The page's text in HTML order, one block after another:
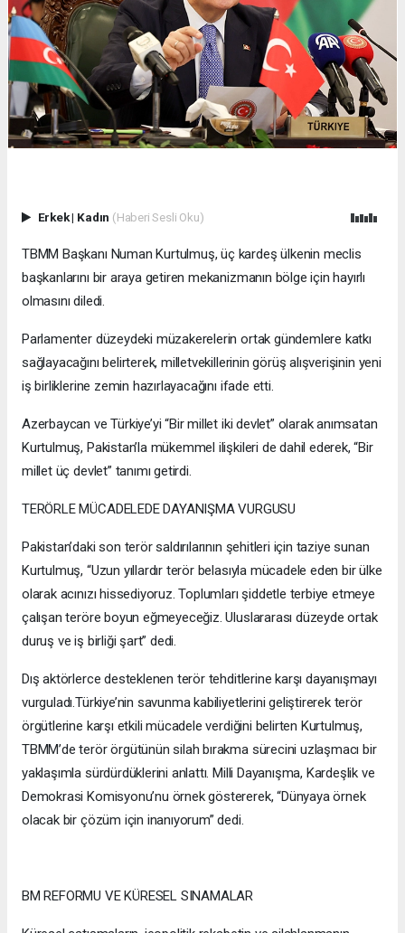
Erkek| Kadın (Haberi Sesli Oku)
TBMM Başkanı Numan Kurtulmuş, üç kardeş ülkenin meclis
başkanlarını bir araya getiren mekanizmanın bölge için hayırlı
olmasını diledi.
Parlamenter düzeydeki müzakerelerin ortak gündemlere katkı
sağlayacağını belirterek, milletvekillerinin görüş alışverişinin yeni
iş birliklerine zemin hazırlayacağını ifade etti.
Azerbaycan ve Türkiye’yi “Bir millet iki devlet” olarak anımsatan
Kurtulmuş, Pakistan’la mükemmel ilişkileri de dahil ederek, “Bir
millet üç devlet” tanımı getirdi.
TERÖRLE MÜCADELEDE DAYANIŞMA VURGUSU
Pakistan’daki son terör saldırılarının şehitleri için taziye sunan
Kurtulmuş, “Uzun yıllardır terör belasıyla mücadele eden bir ülke
olarak acınızı hissediyoruz. Toplumları şiddetle terbiye etmeye
çalışan teröre boyun eğmeyeceğiz. Uluslararası düzeyde ortak
duruş ve iş birliği şart” dedi.
Dış aktörlerce desteklenen terör tehditlerine karşı dayanışmayı
vurguladı.Türkiye’nin savunma kabiliyetlerini geliştirerek terör
örgütlerine karşı etkili mücadele verdiğini belirten Kurtulmuş,
TBMM’de terör örgütünün silah bırakma sürecini uzlaşmacı bir
yaklaşımla sürdürdüklerini anlattı. Milli Dayanışma, Kardeşlik ve
Demokrasi Komisyonu’nu örnek göstererek, “Dünyaya örnek
olacak bir çözüm için inanıyorum” dedi.
BM REFORMU VE KÜRESEL SINAMALAR